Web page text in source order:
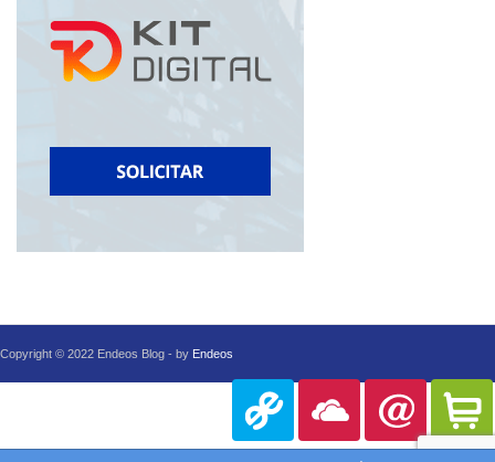
Copyright © 2022 Endeos Blog - by Endeos